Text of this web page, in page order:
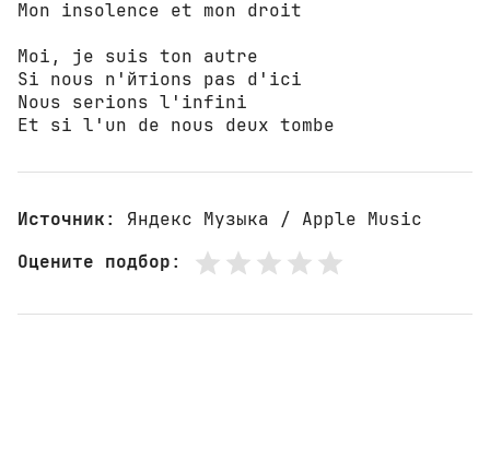
Mon insolence et mon droit
Moi, je suis ton autre
Si nous n'йтiоns pas d'ici
Nous serions l'infini
Et si l'un de nous deux tombe
Источник: Яндекс Музыка / Apple Music
Оцените подбор: